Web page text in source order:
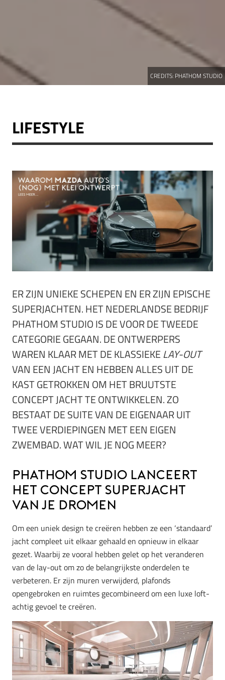
CREDITS: PHATHOM STUDIO
LIFESTYLE
ER ZIJN UNIEKE SCHEPEN EN ER ZIJN EPISCHE
SUPERJACHTEN. HET NEDERLANDSE BEDRIJF
PHATHOM STUDIO IS DE VOOR DE TWEEDE
CATEGORIE GEGAAN. DE ONTWERPERS
WAREN KLAAR MET DE KLASSIEKELAY-OUT
VAN EEN JACHT EN HEBBEN ALLES UIT DE
KAST GETROKKEN OM HET BRUUTSTE
CONCEPT JACHT TE ONTWIKKELEN. ZO
BESTAAT DE SUITE VAN DE EIGENAAR UIT
TWEE VERDIEPINGEN MET EEN EIGEN
ZWEMBAD. WAT WIL JE NOG MEER?
Phathom Studio lanceert
het concept superjacht
van je dromen
Om een uniek design te creëren hebben ze een ‘standaard’
jacht compleet uit elkaar gehaald en opnieuw in elkaar
gezet. Waarbij ze vooral hebben gelet op het veranderen
van de lay-out om zo de belangrijkste onderdelen te
verbeteren. Er zijn muren verwijderd, plafonds
opengebroken en ruimtes gecombineerd om een luxe loft-
achtig gevoel te creëren.